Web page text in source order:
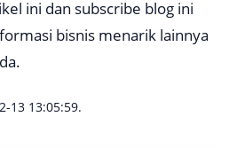
ini dan subscribe blog ini
bisnis menarik lainnya
13 13:05:59.